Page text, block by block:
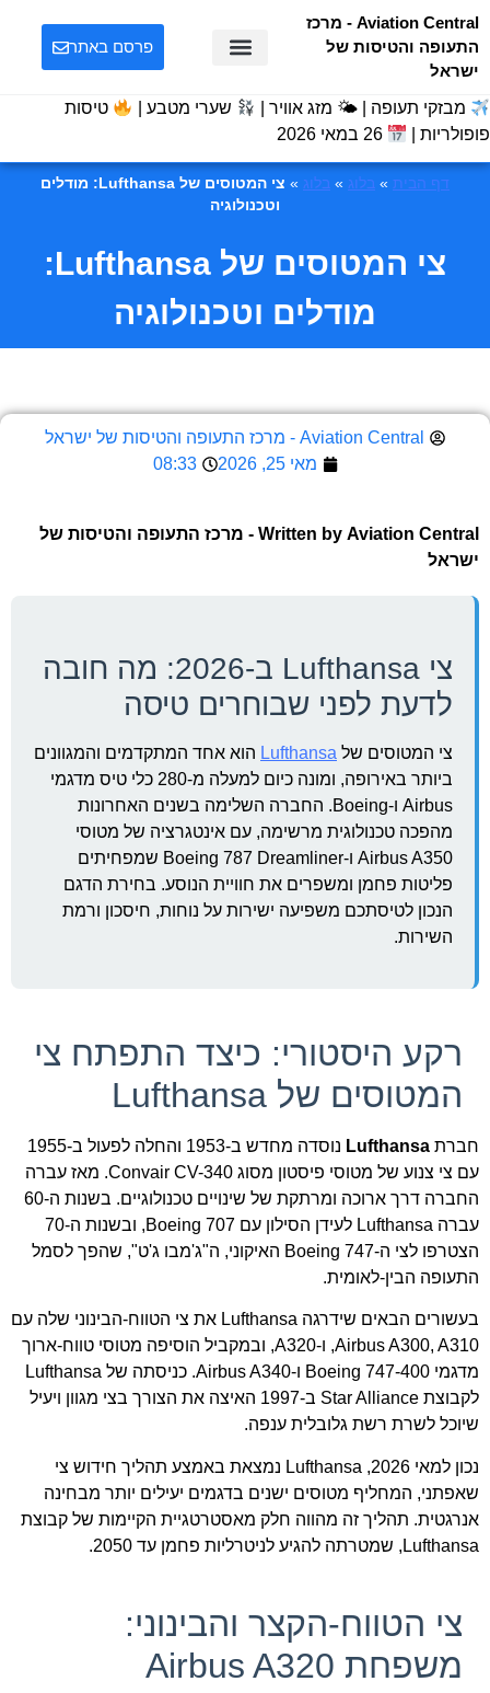
Aviation Central - מרכז
התעופה והטיסות של
ישראל
פרסם באתר
מבזקי תעופה | 🌤 מזג אוויר | שערי מטבע |
טיסות
פופולריות |
26 במאי 2026
דף הבית » בלוג » בלוג »
צי המטוסים של Lufthansa: מודלים
וטכנולוגיה
צי המטוסים של Lufthansa:
מודלים וטכנולוגיה
Aviation Central - מרכז התעופה והטיסות של ישראל
מאי 25, 2026
08:33
Written by Aviation Central - מרכז התעופה והטיסות של
ישראל
צי Lufthansa ב-2026: מה חובה
לדעת לפני שבוחרים טיסה
צי המטוסים של Lufthansa הוא אחד המתקדמים והמגוונים
ביותר באירופה, ומונה כיום למעלה מ-280 כלי טיס מדגמי
Airbus ו-Boeing. החברה השלימה בשנים האחרונות
מהפכה טכנולוגית מרשימה, עם אינטגרציה של מטוסי
Airbus A350 ו-Boeing 787 Dreamliner שמפחיתים
פליטות פחמן ומשפרים את חוויית הנוסע. בחירת הדגם
הנכון לטיסתכם משפיעה ישירות על נוחות, חיסכון ורמת
השירות.
רקע היסטורי: כיצד התפתח צי
המטוסים של Lufthansa
חברת Lufthansa
נוסדה מחדש ב-1953 והחלה לפעול ב-1955
עם צי צנוע של מטוסי פיסטון מסוג Convair CV-340. מאז עברה
החברה דרך ארוכה ומרתקת של שינויים טכנולוגיים. בשנות ה-60
עברה Lufthansa לעידן הסילון עם Boeing 707, ובשנות ה-70
הצטרפו לצי ה-Boeing 747 האיקוני, ה"ג'מבו ג'ט", שהפך לסמל
התעופה הבין-לאומית.
בעשורים הבאים שידרגה Lufthansa את צי הטווח-הבינוני שלה עם
Airbus A300, A310, ו-A320, ובמקביל הוסיפה מטוסי טווח-ארוך
מדגמי Boeing 747-400 ו-Airbus A340. כניסתה של Lufthansa
לקבוצת Star Alliance ב-1997 האיצה את הצורך בצי מגוון ויעיל
שיוכל לשרת רשת גלובלית ענפה.
נכון למאי 2026, Lufthansa נמצאת באמצע תהליך חידוש צי
שאפתני, המחליף מטוסים ישנים בדגמים יעילים יותר מבחינה
אנרגטית. תהליך זה מהווה חלק מאסטרטגיית הקיימות של קבוצת
Lufthansa, שמטרתה להגיע לניטרליות פחמן עד 2050.
צי הטווח-הקצר והבינוני:
משפחת Airbus A320